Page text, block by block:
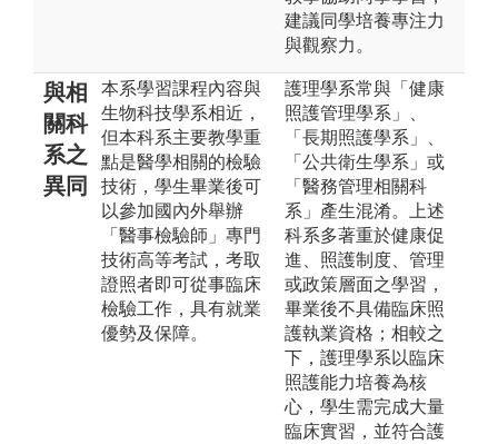
建議同學培養專注力
與觀察力。
與相
關科
系之
異同
本系學習課程內容與
生物科技學系相近，
但本科系主要教學重
點是醫學相關的檢驗
技術，學生畢業後可
以參加國內外舉辦
「醫事檢驗師」專門
技術高等考試，考取
證照者即可從事臨床
檢驗工作，具有就業
優勢及保障。
護理學系常與「健康
照護管理學系」、
「長期照護學系」、
「公共衛生學系」或
「醫務管理相關科
系」產生混淆。上述
科系多著重於健康促
進、照護制度、管理
或政策層面之學習，
畢業後不具備臨床照
護執業資格；相較之
下，護理學系以臨床
照護能力培養為核
心，學生需完成大量
臨床實習，並符合護